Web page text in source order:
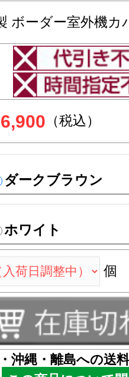
ボーダー室外機カ
（税込）
ダークブラウン
ホワイト
個
沖縄・離島への送